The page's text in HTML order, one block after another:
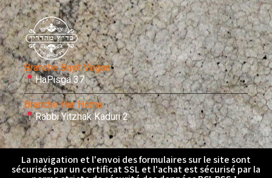
Branche Bayit Vegan
HaPisga 37
Branche Har Homa
Rabbi Yitzhak Kaduri 2
La navigation et l'envoi des formulaires sur le site sont
sécurisés par un certificat SSL et l'achat est sécurisé par la